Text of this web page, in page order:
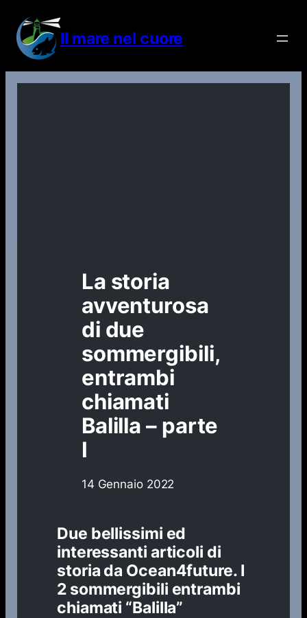
contenuto
Il mare nel cuore
La storia
avventurosa
di due
sommergibili,
entrambi
chiamati
Balilla – parte
I
14 Gennaio 2022
Due bellissimi ed
interessanti articoli di
storia da Ocean4future. I
2 sommergibili entrambi
chiamati “Balilla”